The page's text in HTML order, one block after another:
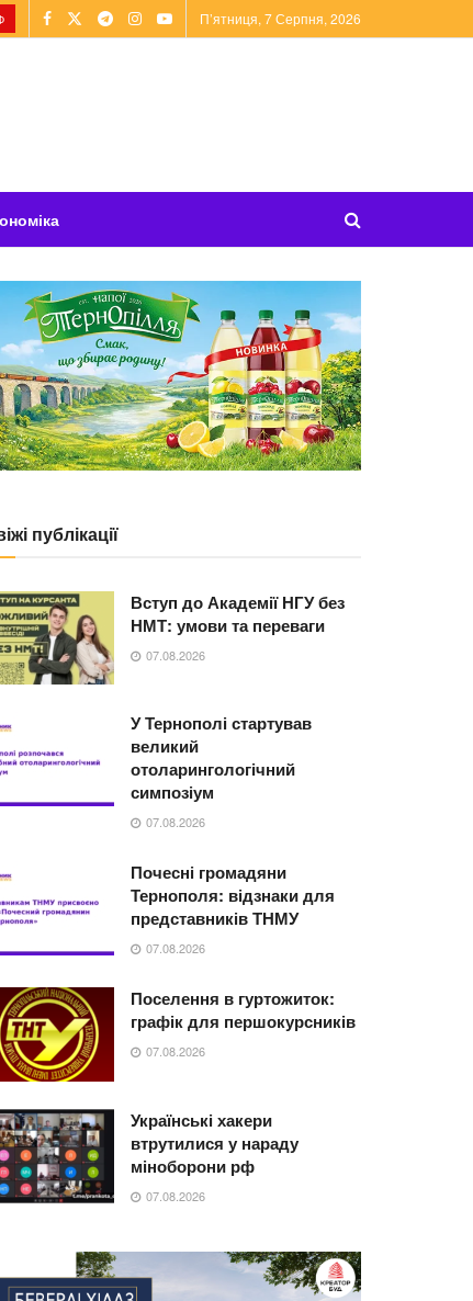
П’ятниця, 7 Серпня, 2026
публікації
Вступ до Академії НГУ без
НМТ: умови та переваги
07.08.2026
У Тернополі стартував
великий
отоларингологічний
симпозіум
07.08.2026
Почесні громадяни
Тернополя: відзнаки для
представників ТНМУ
07.08.2026
Поселення в гуртожиток:
графік для першокурсників
07.08.2026
Українські хакери
втрутилися у нараду
міноборони рф
07.08.2026